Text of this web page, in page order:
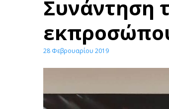
Συνάντηση
28 Φεβρουαρίου 2019